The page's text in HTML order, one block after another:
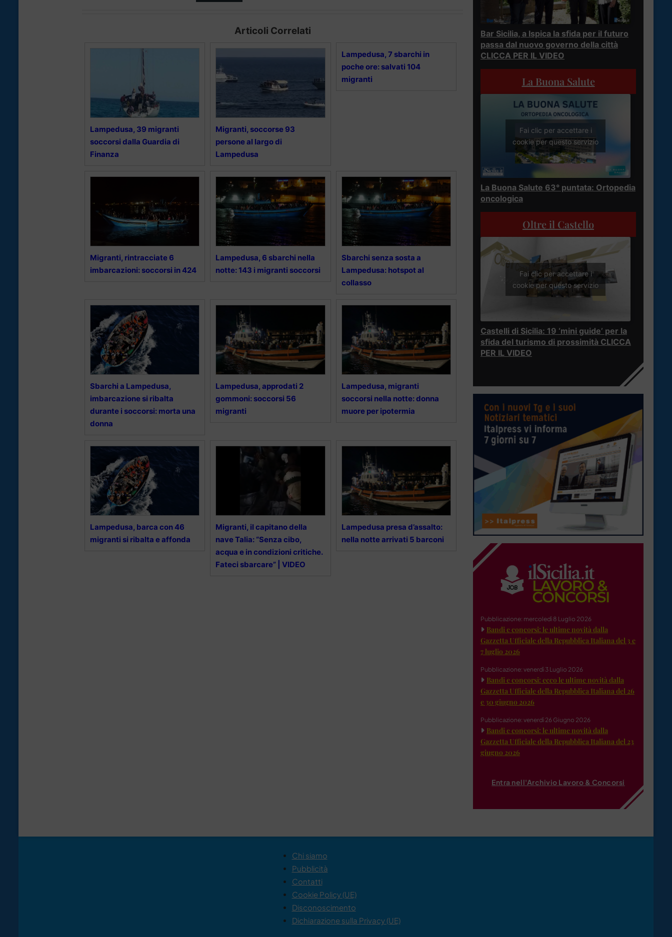
Articoli Correlati
Lampedusa, 39 migranti
soccorsi dalla Guardia di
Finanza
Migranti, soccorse 93
persone al largo di
Lampedusa
Lampedusa, 7 sbarchi in
poche ore: salvati 104
migranti
Migranti, rintracciate 6
imbarcazioni: soccorsi in 424
Lampedusa, 6 sbarchi nella
notte: 143 i migranti soccorsi
Sbarchi senza sosta a
Lampedusa: hotspot al
collasso
Sbarchi a Lampedusa,
imbarcazione si ribalta
durante i soccorsi: morta una
donna
Lampedusa, approdati 2
gommoni: soccorsi 56
migranti
Lampedusa, migranti
soccorsi nella notte: donna
muore per ipotermia
Lampedusa, barca con 46
migranti si ribalta e affonda
Migranti, il capitano della
nave Talia: “Senza cibo,
acqua e in condizioni critiche.
Fateci sbarcare” | VIDEO
Lampedusa presa d’assalto:
nella notte arrivati 5 barconi
Bar Sicilia, a Ispica la sfida per il futuro
passa dal nuovo governo della città
CLICCA PER IL VIDEO
La Buona Salute
Fai clic per accettare i
cookie per questo servizio
La Buona Salute 63° puntata: Ortopedia
oncologica
Oltre il Castello
Fai clic per accettare i
cookie per questo servizio
Castelli di Sicilia: 19 ‘mini guide’ per la
sfida del turismo di prossimità CLICCA
PER IL VIDEO
Pubblicazione: mercoledì 8 Luglio 2026
Bandi e concorsi: le ultime novità dalla
Gazzetta Ufficiale della Repubblica Italiana del 3 e
7 luglio 2026
Pubblicazione: venerdì 3 Luglio 2026
Bandi e concorsi: ecco le ultime novità dalla
Gazzetta Ufficiale della Repubblica Italiana del 26
e 30 giugno 2026
Pubblicazione: venerdì 26 Giugno 2026
Bandi e concorsi: le ultime novità dalla
Gazzetta Ufficiale della Repubblica Italiana del 23
giugno 2026
Entra nell'Archivio Lavoro & Concorsi
Chi siamo
Pubblicità
Contatti
Cookie Policy (UE)
Disconoscimento
Dichiarazione sulla Privacy (UE)